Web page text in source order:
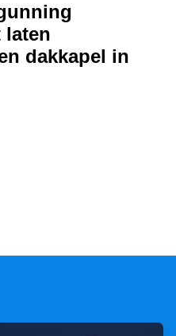
laten
dakkapel in